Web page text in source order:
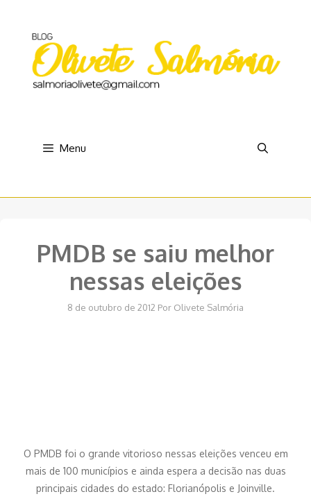
conteúdo
Menu
PMDB se saiu melhor
nessas eleições
8 de outubro de 2012 Por Olivete Salmória
O PMDB foi o grande vitorioso nessas eleições venceu em
mais de 100 municípios e ainda espera a decisão nas duas
principais cidades do estado: Florianópolis e Joinville.